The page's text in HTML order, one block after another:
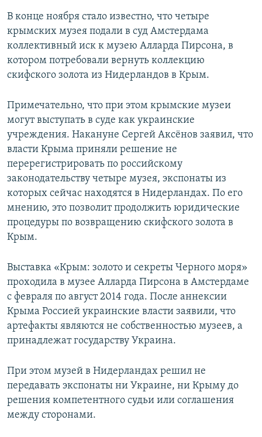
В конце ноября стало известно, что четыре
крымских музея подали в суд Амстердама
коллективный иск к музею Алларда Пирсона, в
котором потребовали вернуть коллекцию
скифского золота из Нидерландов в Крым.
Примечательно, что при этом крымские музеи
могут выступать в суде как украинские
учреждения. Накануне Сергей Аксёнов заявил, что
власти Крыма приняли решение не
перерегистрировать по российскому
законодательству четыре музея, экспонаты из
которых сейчас находятся в Нидерландах. По его
мнению, это позволит продолжить юридические
процедуры по возвращению скифского золота в
Крым.
Выставка «Крым: золото и секреты Черного моря»
проходила в музее Алларда Пирсона в Амстердаме
с февраля по август 2014 года. После аннексии
Крыма Россией украинские власти заявили, что
артефакты являются не собственностью музеев, а
принадлежат государству Украина.
При этом музей в Нидерландах решил не
передавать экспонаты ни Украине, ни Крыму до
решения компетентного судьи или соглашения
между сторонами.